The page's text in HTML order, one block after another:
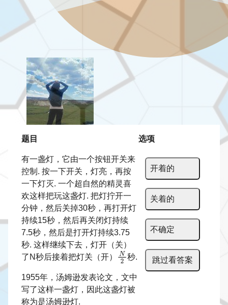
题目
有一盏灯，它由一个按钮开关来
控制. 按一下开关，灯亮，再按
一下灯灭. 一个超自然的精灵喜
欢这样把玩这盏灯. 把灯拧开一
分钟，然后关掉30秒，再打开灯
持续15秒，然后再关闭灯持续
7.5秒，然后是打开灯持续3.75
秒. 这样继续下去，灯开（关）
了N秒后接着把灯关（开）
秒.
1955年，汤姆逊发表论文，文中
写了这样一盏灯，因此这盏灯被
称为是汤姆逊灯.
选项
开着的
关着的
不确定
跳过看答案